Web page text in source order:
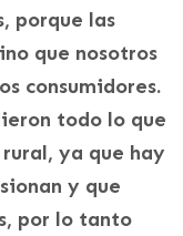
porque las
que nosotros
consumidores.
todo lo que
ya que hay
y que
por lo tanto